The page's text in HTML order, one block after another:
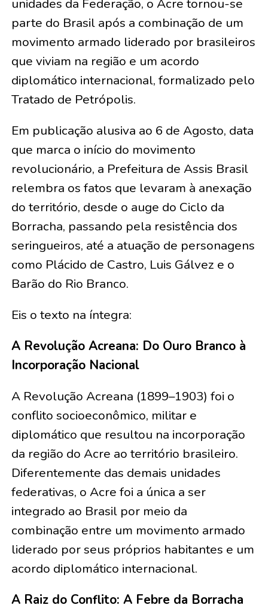
unidades da Federação, o Acre tornou-se
parte do Brasil após a combinação de um
movimento armado liderado por brasileiros
que viviam na região e um acordo
diplomático internacional, formalizado pelo
Tratado de Petrópolis.
Em publicação alusiva ao 6 de Agosto, data
que marca o início do movimento
revolucionário, a Prefeitura de Assis Brasil
relembra os fatos que levaram à anexação
do território, desde o auge do Ciclo da
Borracha, passando pela resistência dos
seringueiros, até a atuação de personagens
como Plácido de Castro, Luis Gálvez e o
Barão do Rio Branco.
Eis o texto na íntegra:
A Revolução Acreana: Do Ouro Branco à
Incorporação Nacional
A Revolução Acreana (1899–1903) foi o
conflito socioeconômico, militar e
diplomático que resultou na incorporação
da região do Acre ao território brasileiro.
Diferentemente das demais unidades
federativas, o Acre foi a única a ser
integrado ao Brasil por meio da
combinação entre um movimento armado
liderado por seus próprios habitantes e um
acordo diplomático internacional.
A Raiz do Conflito: A Febre da Borracha